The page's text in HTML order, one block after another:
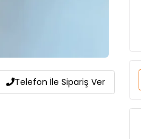
Telefon İle Sipariş Ver